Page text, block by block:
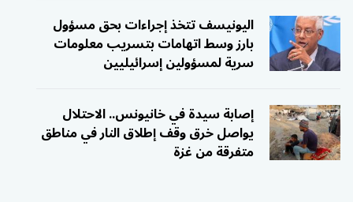
اليونيسف تتخذ إجراءات بحق مسؤول
بارز وسط اتهامات بتسريب معلومات
سرية لمسؤولين إسرائيليين
إصابة سيدة في خانيونس.. الاحتلال
يواصل خرق وقف إطلاق النار في مناطق
متفرقة من غزة